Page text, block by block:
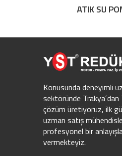
ATIK SU
Konusunda deneyimli
sektöründe Trakya´dan
çözüm üretiyoruz, ilk
uzman satış
profesyonel bir
vermekteyiz.